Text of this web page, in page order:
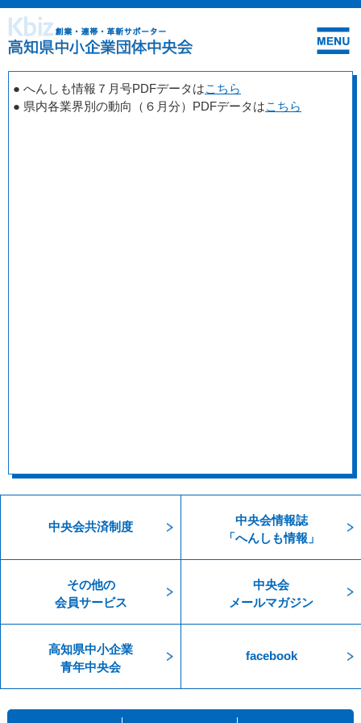
● へんしも情報７月号PDFデータはこちら
● 県内各業界別の動向（６月分）PDFデータはこちら
中央会共済制度
中央会情報誌
「へんしも情報」
その他の
会員サービス
中央会
メールマガジン
高知県中小企業
青年中央会
facebook